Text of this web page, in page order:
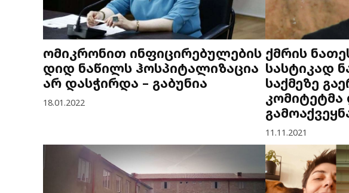
ომიკრონით ინფიცირებულების
დიდ ნაწილს ჰოსპიტალიზაცია
არ დასჭირდა – გაბუნია
18.01.2022
ქმრის
სასტიკად
საქმეზე
კომიტეტმა
11.11.2021